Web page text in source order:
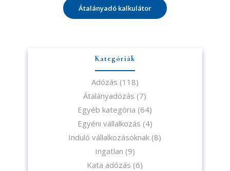
Átalányadó kalkulátor
Kategóriák
Adózás (118)
Átalányadózás (7)
Egyéb kategória (64)
Egyéni vállalkozás (4)
Induló vállalkozásoknak (8)
Ingatlan (9)
Kata adózás (6)